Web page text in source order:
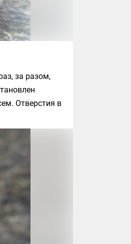
за разом,
Отверстия в